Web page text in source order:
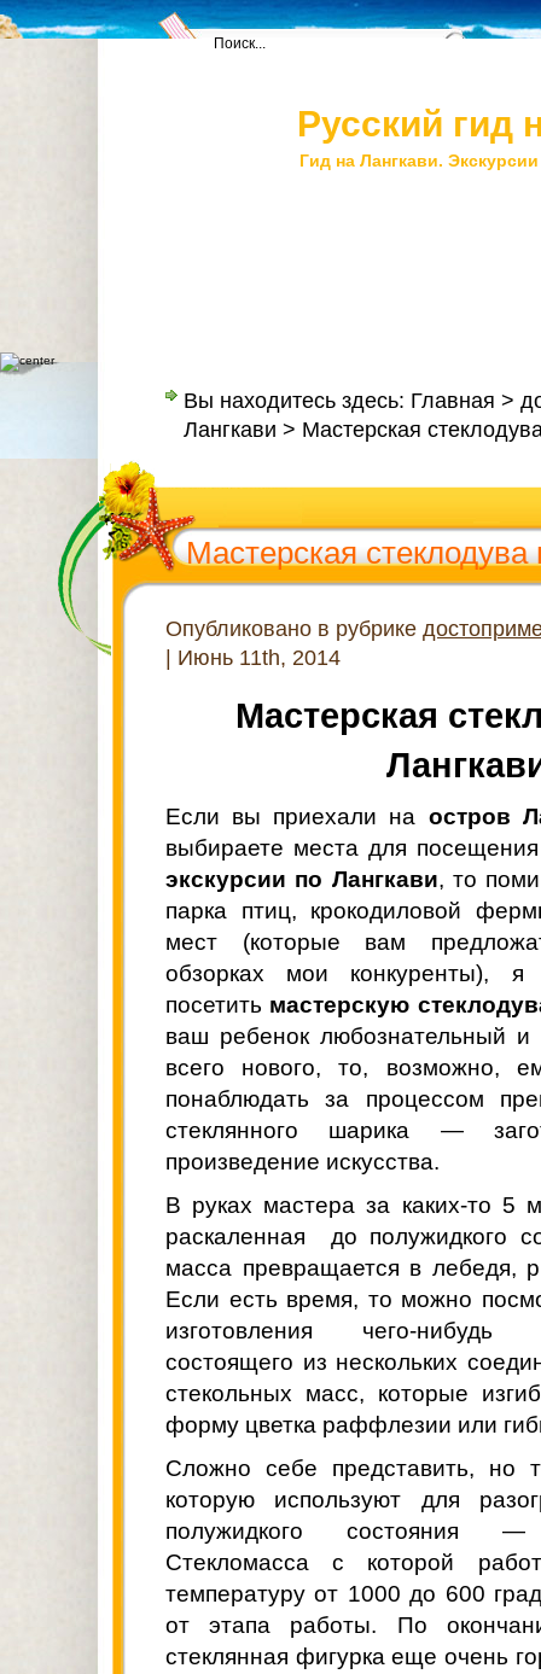
Русский гид
Гид на Лангкави.
Вы находитесь здесь: Главная >
Лангкави > Мастерская
Мастерская стеклодува
Опубликовано в рубрике
| Июнь 11th, 2014
Мастерская
Если вы приехали на остров
выбираете места для
экскурсии по Лангкави, то
парка птиц, крокодиловой
мест (которые вам
обзорках мои конкуренты), я
посетить мастерскую
ваш ребенок любознательный и
всего нового, то, возможно,
понаблюдать за процессом
стеклянного шарика —
произведение искусства.
В руках мастера за каких-то 5
раскаленная до полужидкого
масса превращается в лебедя,
Если есть время, то можно
изготовления чего-
состоящего из нескольких
стекольных масс, которые
форму цветка раффлезии или
Сложно себе представить, но
которую используют для
полужидкого состояния
Стекломасса с которой
температуру от 1000 до 600
от этапа работы. По
стеклянная фигурка еще очень